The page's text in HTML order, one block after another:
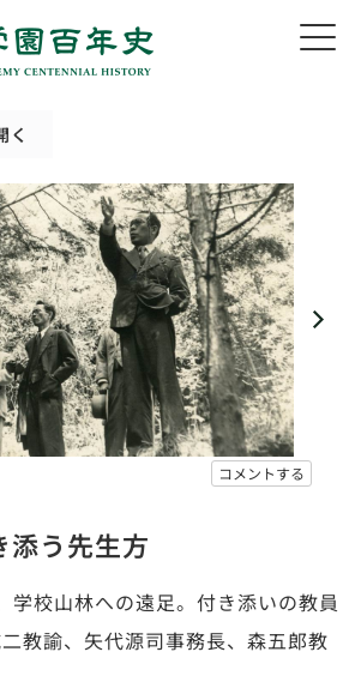
く
コメントする
添う先生方
学校山林への遠足。付き添いの教員
教諭、矢代源司事務長、森五郎教